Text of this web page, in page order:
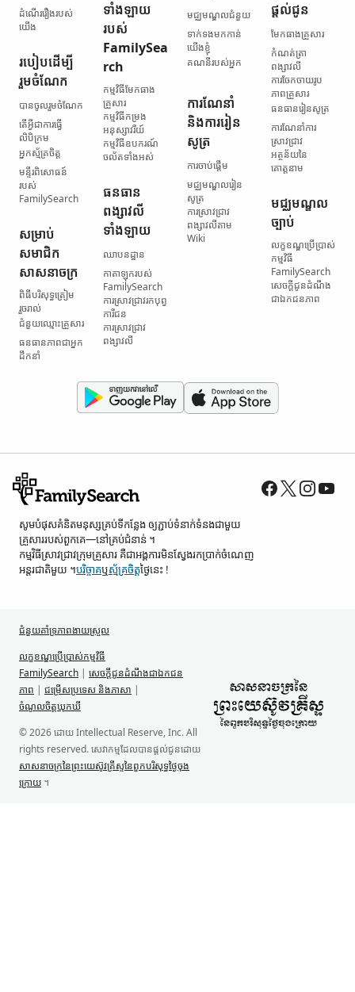
ដំណើររឿង​របស់​
យើង
របៀប​ដើម្បី​
រួមចំណែក
បានចូលរួមចំណែក
តើ​អ្វី​ជា​ការធ្វើ​
លិបិក្រម
អ្នកស្ម័គ្រចិត្ត
មន្ទីរ​ពិសោធន៍​
របស់
FamilySearch
សម្រាប់​
សមាជិក​
សាសនាចក្រ
ពិធី​បរិសុទ្ធ​ត្រៀម​
រួចរាល់
ជំនួយ​ឈ្មោះ​គ្រួសារ
ធនធាន​ភាពជាអ្នក
ដឹកនាំ
ទាំងឡាយ​
របស់
FamilySea
rch
កម្មវិធី​មែកធាង​
គ្រួសារ
កម្មវិធី​កម្រង​
អនុស្សាវរីយ៍
កម្មវិធី​ឧបករណ៍​
ចល័ត​ទាំងអស់
ធនធាន​
ពង្សាវលី​
ទាំងឡាយ
ឈាបនដ្ឋាន
កាតាឡុក​របស់
FamilySearch
ការស្រាវជ្រាវ​រក​បុព្វ
ការីជន
ការស្រាវជ្រាវ​
ពង្សាវលី
មជ្ឈមណ្ឌល​ជំនួយ
ទាក់ទង​មកកាន់​
យើងខ្ញុំ
គណនី​របស់​អ្នក
ការណែនាំ
និង​ការរៀន
សូត្រ
ការចាប់ផ្ដើម
មជ្ឈមណ្ឌល​រៀន
សូត្រ
ការស្រាវជ្រាវ​
ពង្សាវលី​តាម
Wiki
ផ្ដល់ជូន
មែកធាង​គ្រួសារ
កំណត់ត្រា​
ពង្សាវលី
ការចែកចាយ​រូប
ភាព​គ្រួសារ
ធនធាន​រៀនសូត្រ
ការណែនាំ​ការ
ស្រាវជ្រាវ
អត្ថន័យ​នៃ​
គោត្តនាម
មជ្ឈមណ្ឌល​
ច្បាប់
លក្ខខណ្ឌ​ប្រើប្រាស់​
កម្មវិធី
FamilySearch
សេចក្តីជូនដំណឹង​
ជា​ឯកជនភាព
សូម​បំផុស​គំនិត​មនុស្ស​គ្រប់ទី​កន្លែង ឲ្យ​ភ្ជាប់​ទំនាក់ទំនង​ជាមួយ​
គ្រួសារ​របស់​ពួកគេ—នៅ​គ្រប់​ជំនាន់ ។
កម្មវិធី​ស្រាវជ្រាវ​ក្រុមគ្រួសារ គឺជា​អង្គការ​មិន​ស្វែង​រក​ប្រាក់​ចំណេញ​
អន្តរជាតិ​មួយ ។បរិច្ចាគឬស្ម័គ្រចិត្តថ្ងៃនេះ !
ជំនួយ​គាំទ្រ​ភាពងាយស្រួល
លក្ខខណ្ឌ​ប្រើប្រាស់​កម្មវិធី
FamilySearch | សេចក្តីជូនដំណឹង​ជា​ឯកជន
ភាព | ជម្រើស​ប្រទេស និង​ភាសា |
ចំណូលចិត្ត​ឃុកឃី
© 2026 ដោយ Intellectual Reserve, Inc. All
rights reserved. សេវាកម្ម​ដែល​បាន​ផ្ដល់​ជូន​ដោយ
សាសនាចក្រ​នៃ​ព្រះយេស៊ូវ​គ្រីស្ទ​នៃ​ពួកបរិសុទ្ធ​ថ្ងៃ​ចុង
ក្រោយ ។